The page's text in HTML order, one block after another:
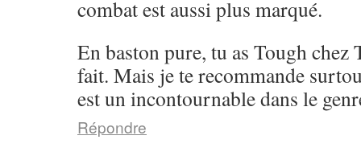
combat est aussi plus marqué.
En baston pure, tu as Tough chez
fait. Mais je te recommande
est un incontournable dans le
Répondre